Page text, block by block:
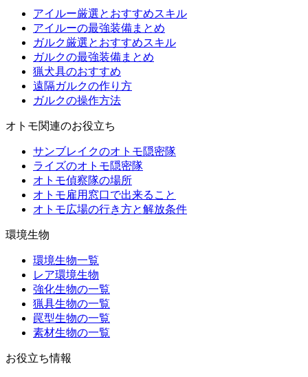
アイルー厳選とおすすめスキル
アイルーの最強装備まとめ
ガルク厳選とおすすめスキル
ガルクの最強装備まとめ
猟犬具のおすすめ
遠隔ガルクの作り方
ガルクの操作方法
オトモ関連のお役立ち
サンブレイクのオトモ隠密隊
ライズのオトモ隠密隊
オトモ偵察隊の場所
オトモ雇用窓口で出来ること
オトモ広場の行き方と解放条件
環境生物
環境生物一覧
レア環境生物
強化生物の一覧
猟具生物の一覧
罠型生物の一覧
素材生物の一覧
お役立ち情報